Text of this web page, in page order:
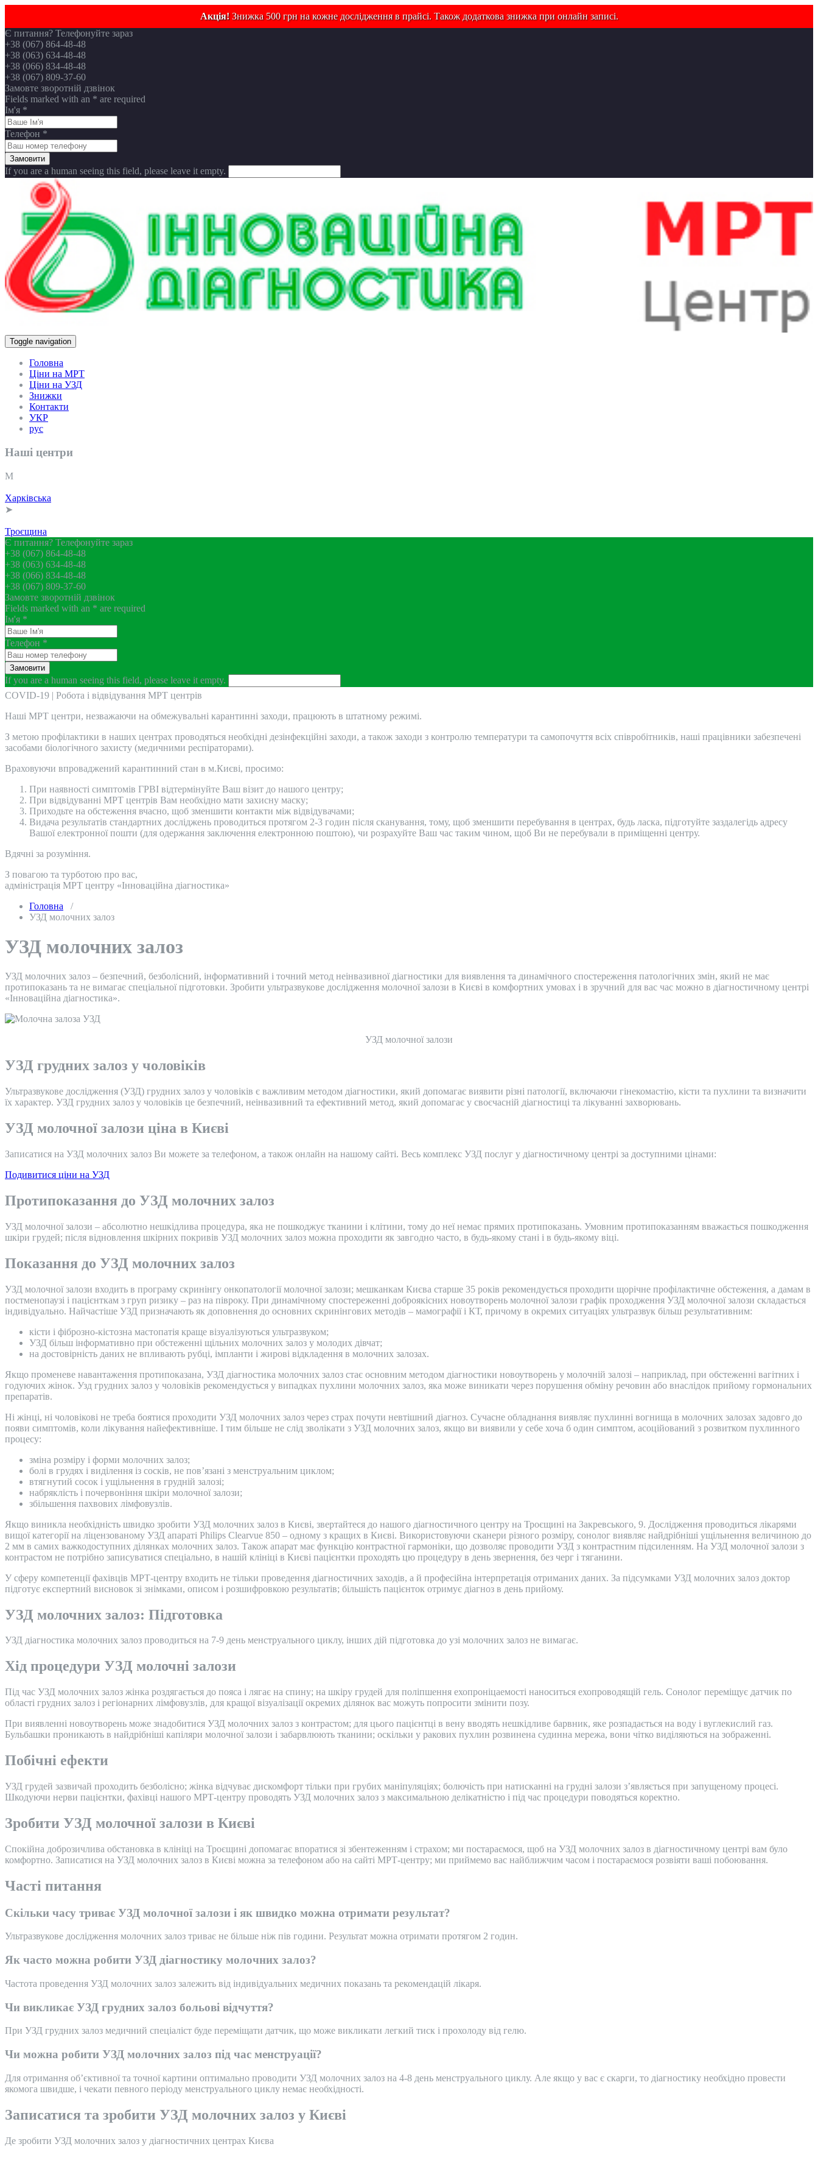
Акція!Знижка 500 грн на кожне дослідження в прайсі. Також додаткова знижка при онлайн записі.
Є питання? Телефонуйте зараз
+38 (067) 864-48-48
+38 (063) 634-48-48
+38 (066) 834-48-48
+38 (067) 809-37-60
Замовте зворотній дзвінок
Fields marked with an * are required
Ім'я *
Телефон *
If you are a human seeing this field, please leave it empty.
Toggle navigation
Головна
Ціни на МРТ
Ціни на УЗД
Знижки
Контакти
УКР
рус
Наші центри
M
Харківська
➤
Троєщина
Є питання? Телефонуйте зараз
+38 (067) 864-48-48
+38 (063) 634-48-48
+38 (066) 834-48-48
+38 (067) 809-37-60
Замовте зворотній дзвінок
Fields marked with an * are required
Ім'я *
Телефон *
If you are a human seeing this field, please leave it empty.
COVID-19 | Робота і відвідування МРТ центрів
Наші МРТ центри, незважаючи на обмежувальні карантинні заходи, працюють в штатному режимі.
З метою профілактики в наших центрах проводяться необхідні дезінфекційні заходи, а також заходи з контролю температури та самопочуття всіх співробітників, наші працівники забезпечені
засобами біологічного захисту (медичними респіраторами).
Враховуючи впроваджений карантинний стан в м.Києві, просимо:
При наявності симптомів ГРВІ відтермінуйте Ваш візит до нашого центру;
При відвідуванні МРТ центрів Вам необхідно мати захисну маску;
Приходьте на обстеження вчасно, щоб зменшити контакти між відвідувачами;
Видача результатів стандартних досліджень проводиться протягом 2-3 годин після сканування, тому, щоб зменшити перебування в центрах, будь ласка, підготуйте заздалегідь адресу
Вашої електронної пошти (для одержання заключення електронною поштою), чи розрахуйте Ваш час таким чином, щоб Ви не перебували в приміщенні центру.
Вдячні за розуміння.
З повагою та турботою про вас,
адміністрація МРТ центру «Інноваційна діагностика»
Головна /
УЗД молочних залоз
УЗД молочних залоз
УЗД молочних залоз – безпечний, безболісний, інформативний і точний метод неінвазивної діагностики для виявлення та динамічного спостереження патологічних змін, який не має
протипоказань та не вимагає спеціальної підготовки. Зробити ультразвукове дослідження молочної залози в Києві в комфортних умовах і в зручний для вас час можно в діагностичному центрі
«Інноваційна діагностика».
УЗД молочної залози
УЗД грудних залоз у чоловіків
Ультразвукове дослідження (УЗД) грудних залоз у чоловіків є важливим методом діагностики, який допомагає виявити різні патології, включаючи гінекомастію, кісти та пухлини та визначити
їх характер. УЗД грудних залоз у чоловіків це безпечний, неінвазивний та ефективний метод, який допомагає у своєчасній діагностиці та лікуванні захворювань.
УЗД молочної залози ціна в Києві
Записатися на УЗД молочних залоз Ви можете за телефоном, а також онлайн на нашому сайті. Весь комплекс УЗД послуг у діагностичному центрі за доступними цінами:
Подивитися ціни на УЗД
Протипоказання до УЗД молочних залоз
УЗД молочної залози – абсолютно нешкідлива процедура, яка не пошкоджує тканини і клітини, тому до неї немає прямих протипоказань. Умовним протипоказанням вважається пошкодження
шкіри грудей; після відновлення шкірних покривів УЗД молочних залоз можна проходити як завгодно часто, в будь-якому стані і в будь-якому віці.
Показання до УЗД молочних залоз
УЗД молочної залози входить в програму скринінгу онкопатології молочної залози; мешканкам Києва старше 35 років рекомендується проходити щорічне профілактичне обстеження, а дамам в
постменопаузі і пацієнткам з груп ризику – раз на півроку. При динамічному спостереженні доброякісних новоутворень молочної залози графік проходження УЗД молочної залози складається
індивідуально. Найчастіше УЗД призначають як доповнення до основних скринінгових методів – мамографії і КТ, причому в окремих ситуаціях ультразвук більш результативним:
кісти і фіброзно-кістозна мастопатія краще візуалізуються ультразвуком;
УЗД більш інформативно при обстеженні щільних молочних залоз у молодих дівчат;
на достовірність даних не впливають рубці, імпланти і жирові відкладення в молочних залозах.
Якщо променеве навантаження протипоказана, УЗД діагностика молочних залоз стає основним методом діагностики новоутворень у молочній залозі – наприклад, при обстеженні вагітних і
годуючих жінок. Узд грудних залоз у чоловіків рекомендується у випадках пухлини молочних залоз, яка може виникати через порушення обміну речовин або внаслідок прийому гормональних
препаратів.
Ні жінці, ні чоловікові не треба боятися проходити УЗД молочних залоз через страх почути невтішний діагноз. Сучасне обладнання виявляє пухлинні вогнища в молочних залозах задовго до
появи симптомів, коли лікування найефективніше. І тим більше не слід зволікати з УЗД молочних залоз, якщо ви виявили у себе хоча б один симптом, асоційований з розвитком пухлинного
процесу:
зміна розміру і форми молочних залоз;
болі в грудях і виділення із сосків, не пов’язані з менструальним циклом;
втягнутий сосок і ущільнення в грудній залозі;
набряклість і почервоніння шкіри молочної залози;
збільшення пахвових лімфовузлів.
Якщо виникла необхідність швидко зробити УЗД молочних залоз в Києві, звертайтеся до нашого діагностичного центру на Троєщині на Закревського, 9. Дослідження проводиться лікарями
вищої категорії на ліцензованому УЗД апараті Philips Clearvue 850 – одному з кращих в Києві. Використовуючи сканери різного розміру, сонолог виявляє найдрібніші ущільнення величиною до
2 мм в самих важкодоступних ділянках молочних залоз. Також апарат має функцію контрастної гармоніки, що дозволяє проводити УЗД з контрастним підсиленням. На УЗД молочної залози з
контрастом не потрібно записуватися спеціально, в нашій клініці в Києві пацієнтки проходять цю процедуру в день звернення, без черг і тяганини.
У сферу компетенції фахівців МРТ-центру входить не тільки проведення діагностичних заходів, а й професійна інтерпретація отриманих даних. За підсумками УЗД молочних залоз доктор
підготує експертний висновок зі знімками, описом і розшифровкою результатів; більшість пацієнток отримує діагноз в день прийому.
УЗД молочних залоз: Підготовка
УЗД діагностика молочних залоз проводиться на 7-9 день менструального циклу, інших дій підготовка до узі молочних залоз не вимагає.
Хід процедури УЗД молочні залози
Під час УЗД молочних залоз жінка роздягається до пояса і лягає на спину; на шкіру грудей для поліпшення ехопроніцаемості наноситься ехопроводящій гель. Сонолог переміщує датчик по
області грудних залоз і регіонарних лімфовузлів, для кращої візуалізації окремих ділянок вас можуть попросити змінити позу.
При виявленні новоутворень може знадобитися УЗД молочних залоз з контрастом; для цього пацієнтці в вену вводять нешкідливе барвник, яке розпадається на воду і вуглекислий газ.
Бульбашки проникають в найдрібніші капіляри молочної залози і забарвлюють тканини; оскільки у ракових пухлин розвинена судинна мережа, вони чітко виділяються на зображенні.
Побічні ефекти
УЗД грудей зазвичай проходить безболісно; жінка відчуває дискомфорт тільки при грубих маніпуляціях; болючість при натисканні на грудні залози з’являється при запущеному процесі.
Шкодуючи нерви пацієнтки, фахівці нашого МРТ-центру проводять УЗД молочних залоз з максимальною делікатністю і під час процедури поводяться коректно.
Зробити УЗД молочної залози в Києві
Спокійна доброзичлива обстановка в клініці на Троєщині допомагає впоратися зі збентеженням і страхом; ми постараємося, щоб на УЗД молочних залоз в діагностичному центрі вам було
комфортно. Записатися на УЗД молочних залоз в Києві можна за телефоном або на сайті МРТ-центру; ми приймемо вас найближчим часом і постараємося розвіяти ваші побоювання.
Часті питання
Скільки часу триває УЗД молочної залози і як швидко можна отримати результат?
Ультразвукове дослідження молочних залоз триває не більше ніж пів години. Результат можна отримати протягом 2 годин.
Як часто можна робити УЗД діагностику молочних залоз?
Частота проведення УЗД молочних залоз залежить від індивідуальних медичних показань та рекомендацій лікаря.
Чи викликає УЗД грудних залоз больові відчуття?
При УЗД грудних залоз медичний спеціаліст буде переміщати датчик, що може викликати легкий тиск і прохолоду від гелю.
Чи можна робити УЗД молочних залоз під час менструації?
Для отримання об’єктивної та точної картини оптимально проводити УЗД молочних залоз на 4-8 день менструального циклу. Але якщо у вас є скарги, то діагностику необхідно провести
якомога швидше, і чекати певного періоду менструального циклу немає необхідності.
Записатися та зробити УЗД молочних залоз у Києві
Де зробити УЗД молочних залоз у діагностичних центрах Києва